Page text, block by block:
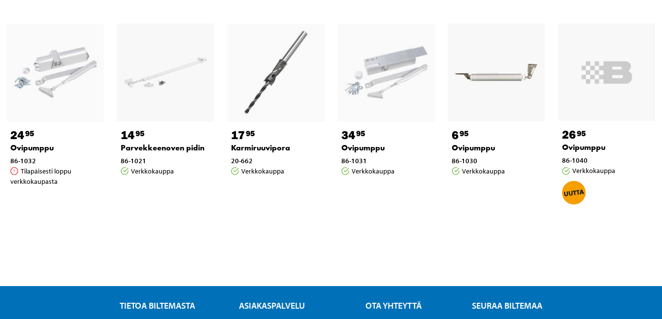
2495
Ovipumppu
86-1032
Tilapäisesti loppu
verkkokaupasta
1495
Parvekkeenoven pidin
86-1021
Verkkokauppa
1795
Karmiruuvipora
20-662
Verkkokauppa
3495
Ovipumppu
86-1031
Verkkokauppa
695
Ovipumppu
86-1030
Verkkokauppa
2695
Ovipumppu
86-1040
Verkkokauppa
TIETOA BILTEMASTA ASIAKASPALVELU OTA YHTEYTTÄ SEURAA BILTEMAA